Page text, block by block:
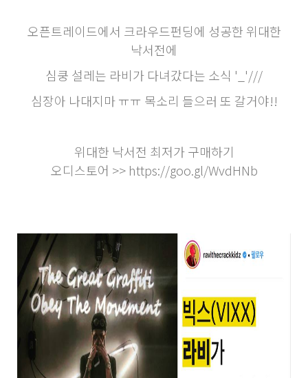
오픈트레이드에서 크라우드펀딩에 성공한 위대한
낙서전에
심쿵 설레는 라비가 다녀갔다는 소식 '_'///
심장아 나대지마 ㅠㅠ 목소리 들으러 또 갈거야!!
위대한 낙서전 최저가 구매하기
오디스토어 >> https://goo.gl/WvdHNb